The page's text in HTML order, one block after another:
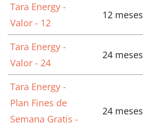
Tara Energy -
Valor - 12
12 meses
Tara Energy -
Valor - 24
24 meses
Tara Energy -
Plan Fines de
Semana Gratis -
24 meses